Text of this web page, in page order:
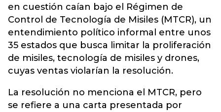
en cuestión caían bajo el Régimen de
Control de Tecnología de Misiles (MTCR), un
entendimiento político informal entre unos
35 estados que busca limitar la proliferación
de misiles, tecnología de misiles y drones,
cuyas ventas violarían la resolución.
La resolución no menciona el MTCR, pero
se refiere a una carta presentada por